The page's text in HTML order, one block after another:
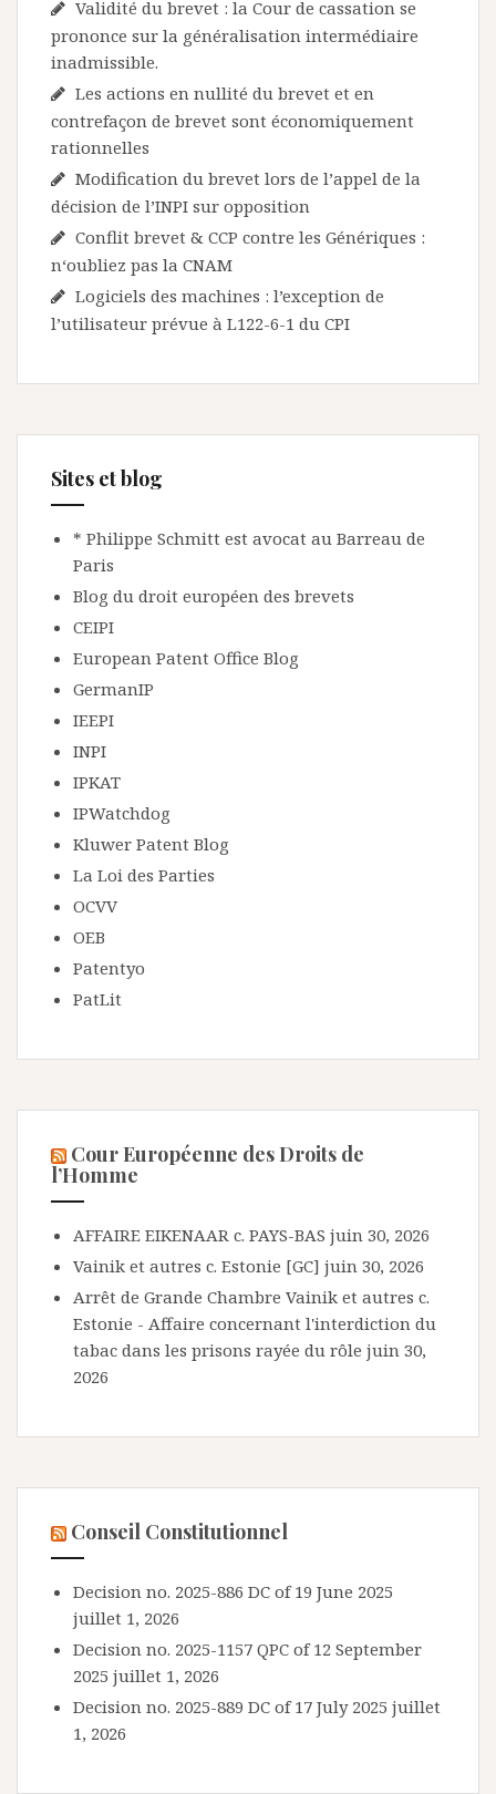
Validité du brevet : la Cour de cassation se
prononce sur la généralisation intermédiaire
inadmissible.
Les actions en nullité du brevet et en
contrefaçon de brevet sont économiquement
rationnelles
Modification du brevet lors de l’appel de la
décision de l’INPI sur opposition
Conflit brevet & CCP contre les Génériques :
n‘oubliez pas la CNAM
Logiciels des machines : l’exception de
l’utilisateur prévue à L122-6-1 du CPI
Sites et blog
* Philippe Schmitt est avocat au Barreau de
Paris
Blog du droit européen des brevets
CEIPI
European Patent Office Blog
GermanIP
IEEPI
INPI
IPKAT
IPWatchdog
Kluwer Patent Blog
La Loi des Parties
OCVV
OEB
Patentyo
PatLit
Cour Européenne des Droits de
l’Homme
AFFAIRE EIKENAAR c. PAYS-BAS juin 30, 2026
Vainik et autres c. Estonie [GC] juin 30, 2026
Arrêt de Grande Chambre Vainik et autres c.
Estonie - Affaire concernant l'interdiction du
tabac dans les prisons rayée du rôle juin 30,
2026
Conseil Constitutionnel
Decision no. 2025-886 DC of 19 June 2025
juillet 1, 2026
Decision no. 2025-1157 QPC of 12 September
2025 juillet 1, 2026
Decision no. 2025-889 DC of 17 July 2025 juillet
1, 2026